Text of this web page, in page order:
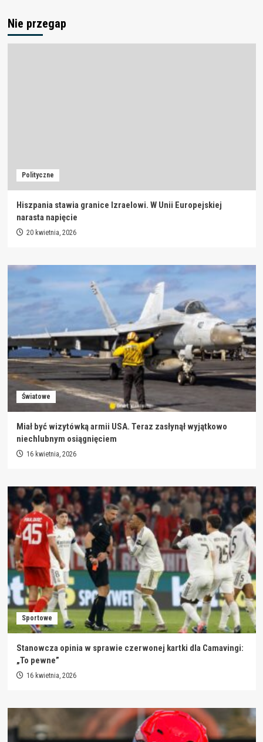
Nie przegap
Polityczne
Hiszpania stawia granice Izraelowi. W Unii Europejskiej
narasta napięcie
20 kwietnia, 2026
Światowe
Miał być wizytówką armii USA. Teraz zasłynął wyjątkowo
niechlubnym osiągnięciem
16 kwietnia, 2026
Sportowe
Stanowcza opinia w sprawie czerwonej kartki dla Camavingi:
„To pewne”
16 kwietnia, 2026